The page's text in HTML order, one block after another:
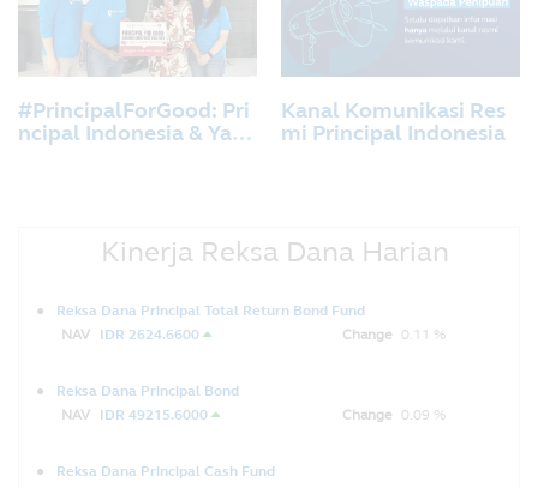
#PrincipalForGood: Pri
ncipal Indonesia & Yaya
Kanal Komunikasi Res
mi Principal Indonesia
Kinerja Reksa Dana Harian
Reksa Dana Principal Total Return Bond Fund
NAV
IDR 2624.6600 Change 0.11 %
Reksa Dana Principal Bond
NAV
IDR 49215.6000 Change 0.09 %
Reksa Dana Principal Cash Fund